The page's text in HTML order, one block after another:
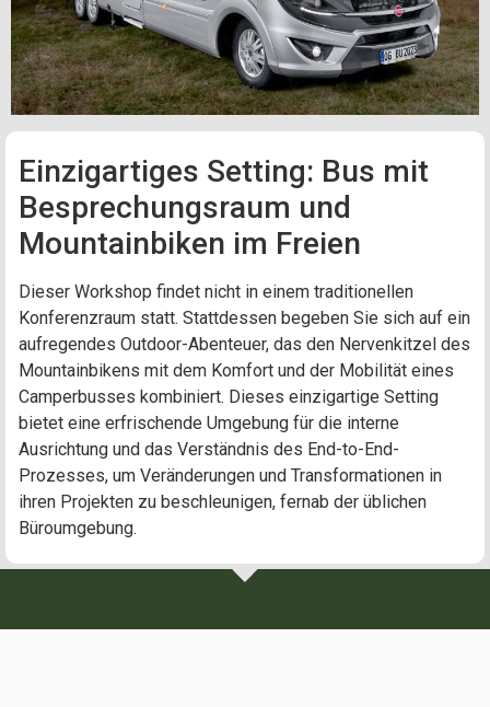
Einzigartiges Setting: Bus mit
Besprechungsraum und
Mountainbiken im Freien
Dieser Workshop findet nicht in einem traditionellen
Konferenzraum statt. Stattdessen begeben Sie sich auf ein
aufregendes Outdoor-Abenteuer, das den Nervenkitzel des
Mountainbikens mit dem Komfort und der Mobilität eines
Camperbusses kombiniert. Dieses einzigartige Setting
bietet eine erfrischende Umgebung für die interne
Ausrichtung und das Verständnis des End-to-End-
Prozesses, um Veränderungen und Transformationen in
ihren Projekten zu beschleunigen, fernab der üblichen
Büroumgebung.